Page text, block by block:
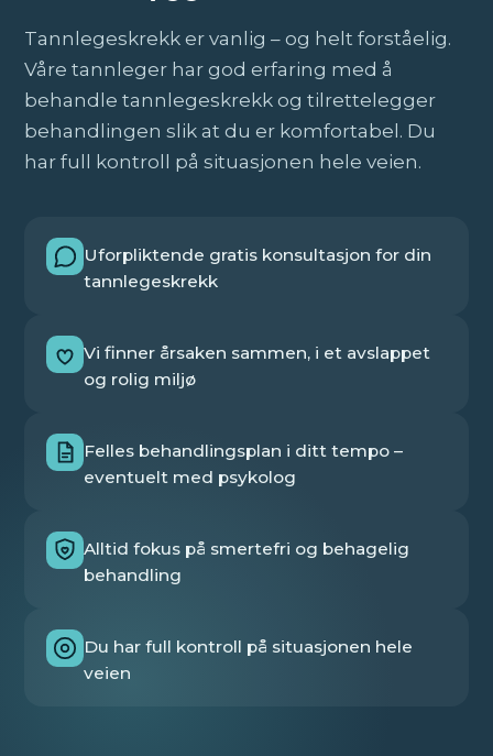
Tannlegeskrekk er vanlig – og helt forståelig.
Våre tannleger har god erfaring med å
behandle tannlegeskrekk og tilrettelegger
behandlingen slik at du er komfortabel. Du
har full kontroll på situasjonen hele veien.
Uforpliktende gratis konsultasjon for din
tannlegeskrekk
Vi finner årsaken sammen, i et avslappet
og rolig miljø
Felles behandlingsplan i ditt tempo –
eventuelt med psykolog
Alltid fokus på smertefri og behagelig
behandling
Du har full kontroll på situasjonen hele
veien